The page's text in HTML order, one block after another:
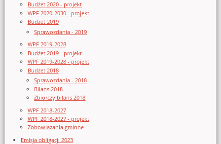
Budżet 2020 - projekt
WPF 2020-2030 - projekt
Budżet 2019
Sprawozdania - 2019
WPF 2019-2028
Budżet 2019 - projekt
WPF 2019-2028 - projekt
Budżet 2018
Sprawozdania - 2018
Bilans 2018
Zbiorczy bilans 2018
WPF 2018-2027
WPF 2018-2027 - projekt
Zobowiązania gminne
Emisja obligacji 2023